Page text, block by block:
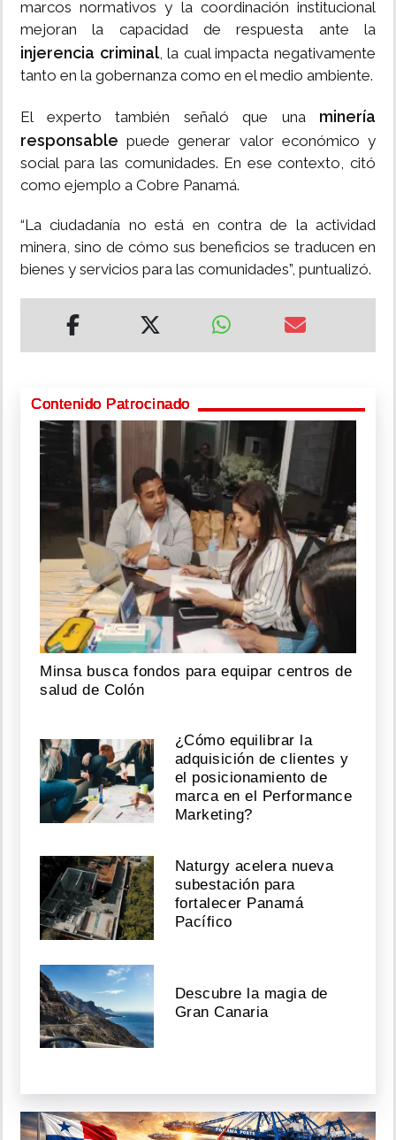
marcos normativos y la coordinación institucional
mejoran la capacidad de respuesta ante la
injerencia criminal, la cual impacta negativamente
tanto en la gobernanza como en el medio ambiente.
El experto también señaló que una minería
responsable puede generar valor económico y
social para las comunidades. En ese contexto, citó
como ejemplo a Cobre Panamá.
“La ciudadanía no está en contra de la actividad
minera, sino de cómo sus beneficios se traducen en
bienes y servicios para las comunidades”, puntualizó.
Contenido Patrocinado
Minsa busca fondos para equipar centros de
salud de Colón
¿Cómo equilibrar la
adquisición de clientes y
el posicionamiento de
marca en el Performance
Marketing?
Naturgy acelera nueva
subestación para
fortalecer Panamá
Pacífico
Descubre la magia de
Gran Canaria